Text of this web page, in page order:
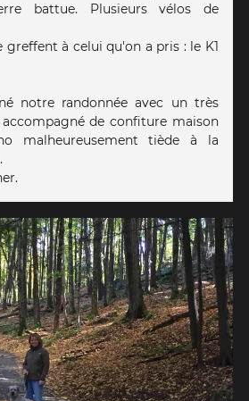
battue. Plusieurs vélos de
greffent à celui qu'on a pris : le K1
notre randonnée avec un très
de confiture maison
malheureusement tiède à la